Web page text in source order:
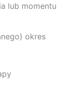
lub momentu
okres